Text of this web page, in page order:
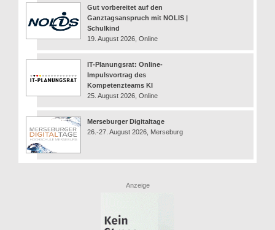
Gut vorbereitet auf den
Ganztagsanspruch mit NOLIS |
Schulkind
19. August 2026, Online
IT-Planungsrat: Online-
Impulsvortrag des
Kompetenzteams KI
25. August 2026, Online
Merseburger Digitaltage
26.-27. August 2026, Merseburg
Anzeige